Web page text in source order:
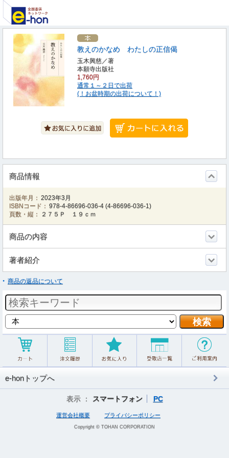
教えのかなめ わたしの正信偈
玉木興慈／著
本願寺出版社
1,760円
通常１～２日で出荷
(！お盆時期の出荷について！)
商品情報
出版年月： 2023年3月
ISBNコード： 978-4-86696-036-4 (4-86696-036-1)
頁数・縦：
２７５Ｐ １９ｃｍ
商品の内容
著者紹介
商品の返品について
e-honトップへ
表示 ： スマートフォン PC
運営会社概要 プライバシーポリシー
Copyright © TOHAN CORPORATION